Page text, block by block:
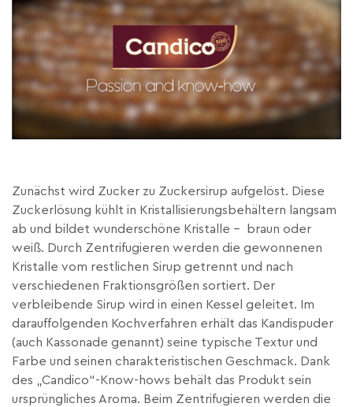
Zunächst wird Zucker zu Zuckersirup aufgelöst. Diese
Zuckerlösung kühlt in Kristallisierungsbehältern langsam
ab und bildet wunderschöne Kristalle – braun oder
weiß. Durch Zentrifugieren werden die gewonnenen
Kristalle vom restlichen Sirup getrennt und nach
verschiedenen Fraktionsgrößen sortiert. Der
verbleibende Sirup wird in einen Kessel geleitet. Im
darauffolgenden Kochverfahren erhält das Kandispuder
(auch Kassonade genannt) seine typische Textur und
Farbe und seinen charakteristischen Geschmack. Dank
des „Candico“-Know-hows behält das Produkt sein
ursprüngliches Aroma. Beim Zentrifugieren werden die